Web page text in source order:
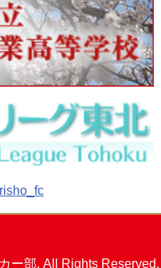
ー部. All Rights Reserved.